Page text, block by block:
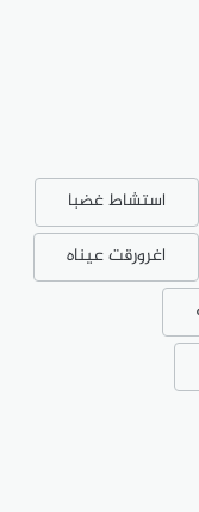
استشاط غضبا
اغرورقت عيناه